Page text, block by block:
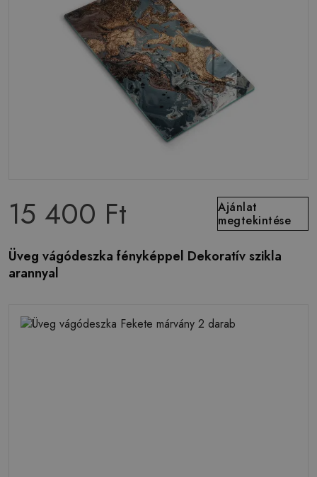
15 400 Ft
Ajánlat
megtekintése
Üveg vágódeszka fényképpel Dekoratív szikla
arannyal